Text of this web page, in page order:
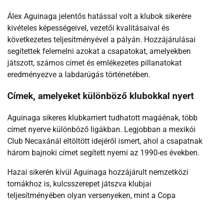
Álex Aguinaga jelentős hatással volt a klubok sikerére
kivételes képességeivel, vezetői kvalitásaival és
következetes teljesítményével a pályán. Hozzájárulásai
segítettek felemelni azokat a csapatokat, amelyekben
játszott, számos címet és emlékezetes pillanatokat
eredményezve a labdarúgás történetében.
Címek, amelyeket különböző klubokkal nyert
Aguinaga sikeres klubkarriert tudhatott magáénak, több
címet nyerve különböző ligákban. Legjobban a mexikói
Club Necaxánál eltöltött idejéről ismert, ahol a csapatnak
három bajnoki címet segített nyerni az 1990-es években.
Hazai sikerén kívül Aguinaga hozzájárult nemzetközi
tornákhoz is, kulcsszerepet játszva klubjai
teljesítményében olyan versenyeken, mint a Copa